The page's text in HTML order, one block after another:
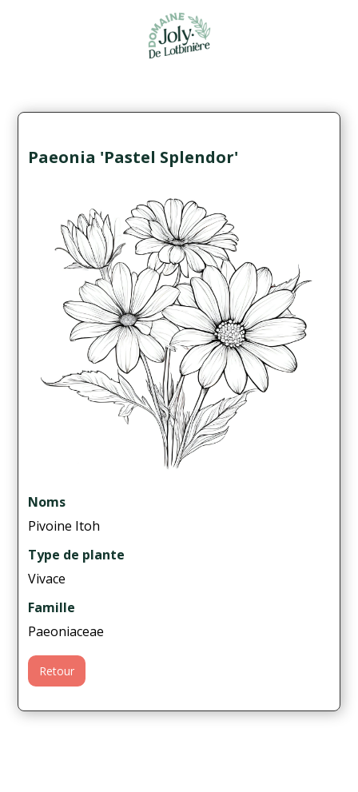
Paeonia 'Pastel Splendor'
Noms
Pivoine Itoh
Type de plante
Vivace
Famille
Paeoniaceae
Retour